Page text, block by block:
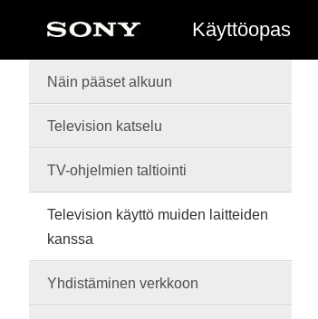
Käyttöopas
Näin pääset alkuun
Television katselu
TV-ohjelmien taltiointi
Television käyttö muiden laitteiden
kanssa
Yhdistäminen verkkoon